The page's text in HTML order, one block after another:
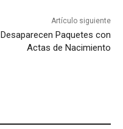
Artículo siguiente
Desaparecen Paquetes con
Actas de Nacimiento